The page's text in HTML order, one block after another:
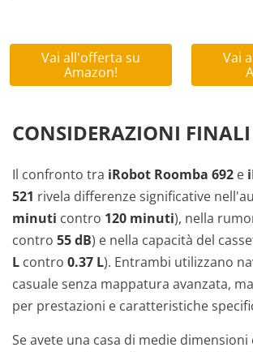
Vai all'offerta su
Amazon!
Vai
CONSIDERAZIONI FINALI
Il confronto tra iRobot Roomba 692 e
521 rivela differenze significative
minuti contro 120 minuti), nella
contro 55 dB) e nella capacità del
L contro 0.37 L). Entrambi utilizzano
casuale senza mappatura avanzata,
per prestazioni e caratteristiche
Se avete una casa di medie